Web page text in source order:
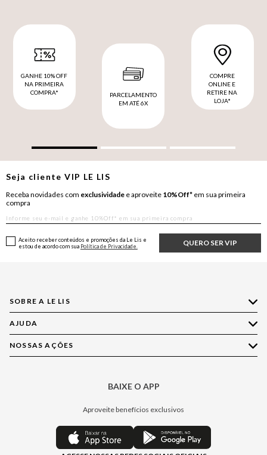
GANHE 10% OFF
NA PRIMEIRA
COMPRA*
PARCELAMENTO
EM ATÉ 6X
COMPRE
ONLINE E
RETIRE NA
LOJA*
Seja clienteVIP LE LIS
Receba novidades com exclusividade e aproveite 10%Off* em sua primeira
compra
QUERO SER VIP
Aceito receber conteúdos e promoções da Le Lis e
estou de acordo com sua Política de Privacidade.
SOBRE A LE LIS
Quem Somos
Nossas Lojas
Política de Privacidade
Central de Preferências
AJUDA
Compre pelo WhatsApp
Central de Relacionamento
Regulamentos
NOSSAS AÇÕES
BAIXE O APP
Aproveite benefícios exclusivos